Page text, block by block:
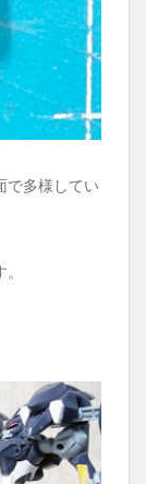
で多様してい